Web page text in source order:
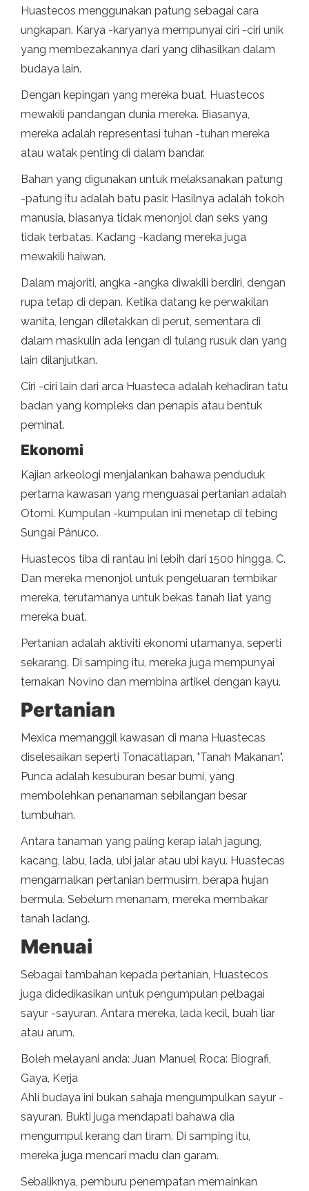
Huastecos menggunakan patung sebagai cara
ungkapan. Karya -karyanya mempunyai ciri -ciri unik
yang membezakannya dari yang dihasilkan dalam
budaya lain.
Dengan kepingan yang mereka buat, Huastecos
mewakili pandangan dunia mereka. Biasanya,
mereka adalah representasi tuhan -tuhan mereka
atau watak penting di dalam bandar.
Bahan yang digunakan untuk melaksanakan patung
-patung itu adalah batu pasir. Hasilnya adalah tokoh
manusia, biasanya tidak menonjol dan seks yang
tidak terbatas. Kadang -kadang mereka juga
mewakili haiwan.
Dalam majoriti, angka -angka diwakili berdiri, dengan
rupa tetap di depan. Ketika datang ke perwakilan
wanita, lengan diletakkan di perut, sementara di
dalam maskulin ada lengan di tulang rusuk dan yang
lain dilanjutkan.
Ciri -ciri lain dari arca Huasteca adalah kehadiran tatu
badan yang kompleks dan penapis atau bentuk
peminat.
Ekonomi
Kajian arkeologi menjalankan bahawa penduduk
pertama kawasan yang menguasai pertanian adalah
Otomi. Kumpulan -kumpulan ini menetap di tebing
Sungai Pánuco.
Huastecos tiba di rantau ini lebih dari 1500 hingga. C.
Dan mereka menonjol untuk pengeluaran tembikar
mereka, terutamanya untuk bekas tanah liat yang
mereka buat.
Pertanian adalah aktiviti ekonomi utamanya, seperti
sekarang. Di samping itu, mereka juga mempunyai
ternakan Novino dan membina artikel dengan kayu.
Pertanian
Mexica memanggil kawasan di mana Huastecas
diselesaikan seperti Tonacatlapan, "Tanah Makanan".
Punca adalah kesuburan besar bumi, yang
membolehkan penanaman sebilangan besar
tumbuhan.
Antara tanaman yang paling kerap ialah jagung,
kacang, labu, lada, ubi jalar atau ubi kayu. Huastecas
mengamalkan pertanian bermusim, berapa hujan
bermula. Sebelum menanam, mereka membakar
tanah ladang.
Menuai
Sebagai tambahan kepada pertanian, Huastecos
juga didedikasikan untuk pengumpulan pelbagai
sayur -sayuran. Antara mereka, lada kecil, buah liar
atau arum.
Boleh melayani anda: Juan Manuel Roca: Biografi,
Gaya, Kerja
Ahli budaya ini bukan sahaja mengumpulkan sayur -
sayuran. Bukti juga mendapati bahawa dia
mengumpul kerang dan tiram. Di samping itu,
mereka juga mencari madu dan garam.
Sebaliknya, pemburu penempatan memainkan